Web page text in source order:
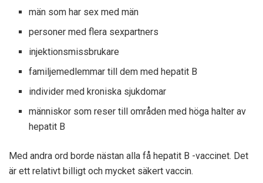
män som har sex med män
personer med flera sexpartners
injektionsmissbrukare
familjemedlemmar till dem med hepatit B
individer med kroniska sjukdomar
människor som reser till områden med höga halter av
hepatit B
Med andra ord borde nästan alla få hepatit B -vaccinet. Det
är ett relativt billigt och mycket säkert vaccin.